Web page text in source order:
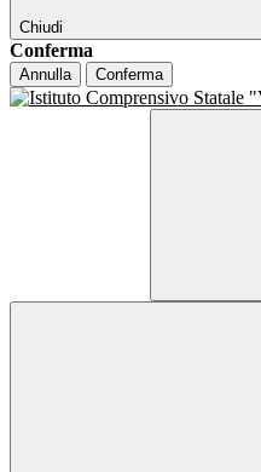
Chiudi
Conferma
Annulla Conferma